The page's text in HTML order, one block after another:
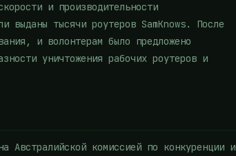
и производительности
выданы тысячи роутеров SamKnows. После
и волонтерам было предложено
уничтожения рабочих роутеров и
комиссией по конкуренции и